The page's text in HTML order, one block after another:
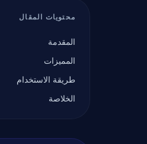
محتويات المقال
المقدمة
المميزات
طريقة الاستخدام
الخلاصة